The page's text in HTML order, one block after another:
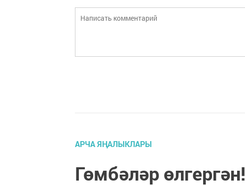
АРЧА ЯҢАЛЫКЛАРЫ
Гөмбәләр өлгергән!